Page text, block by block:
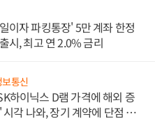
이자 파킹통장' 5만 계좌 한정
시, 최고 연 2.0% 금리
보통신
하이닉스 D램 가격에 해외 증
각 나와, 장기 계약에 단점 부